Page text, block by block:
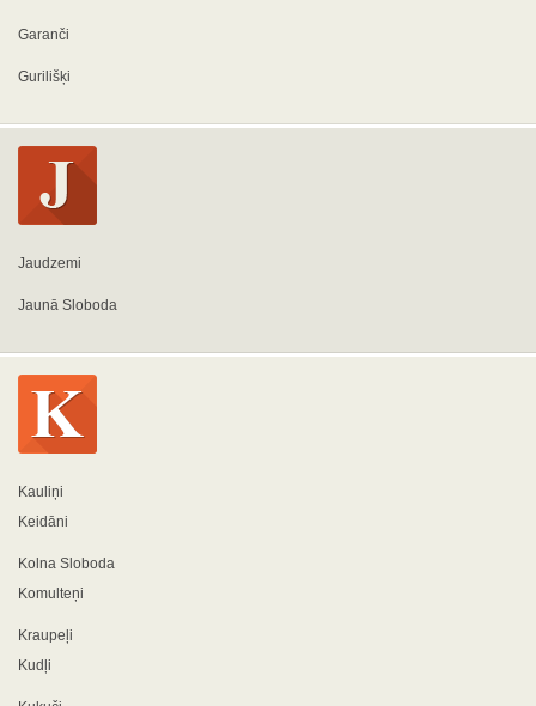
Garanči
Gurilišķi
Jaudzemi
Jaunā Sloboda
Kauliņi
Keidāni
Kolna Sloboda
Komulteņi
Kraupeļi
Kudļi